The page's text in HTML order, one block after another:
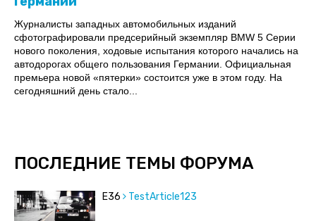
Журналисты западных автомобильных изданий
сфотографировали предсерийный экземпляр BMW 5 Серии
нового поколения, ходовые испытания которого начались на
автодорогах общего пользования Германии. Официальная
премьера новой «пятерки» состоится уже в этом году. На
сегодняшний день стало...
ПОСЛЕДНИЕ ТЕМЫ ФОРУМА
E36 TestArticle123